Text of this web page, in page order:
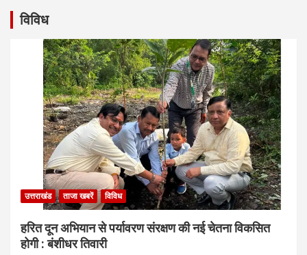
विविध
उत्तराखंड ताजा खबरें विविध
हरित दून अभियान से पर्यावरण संरक्षण की नई चेतना विकसित
होगी : बंशीधर तिवारी